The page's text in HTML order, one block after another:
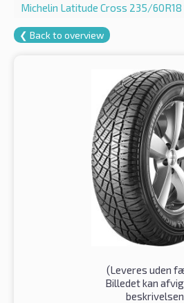
Michelin Latitude Cross 235/60R18
❮ Back to overview
(Leveres uden
Billedet kan
beskrivelsen